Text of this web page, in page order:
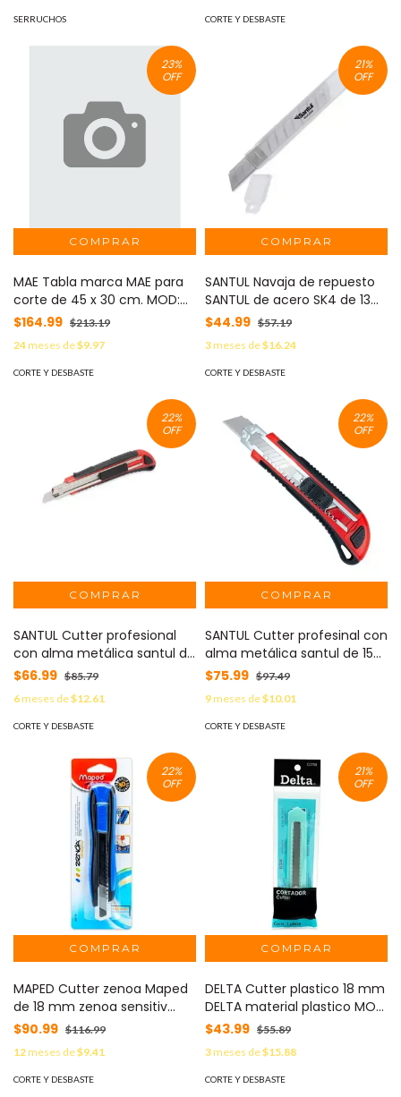
SERRUCHOS CORTE Y DESBASTE
23%
OFF
MAE Tabla marca MAE para
corte de 45 x 30 cm. MOD:
TPC-A3
$164.99 $213.19
24meses de$9.97
CORTE Y DESBASTE
21%
OFF
SANTUL Navaja de repuesto
SANTUL de acero SK4 de 13
cm incluye 10 navajas MOD:
$44.99 $57.19
3meses de$16.24
CORTE Y DESBASTE
22%
OFF
SANTUL Cutter profesional
con alma metálica santul de
13 cm de largo y navaja de
9mm MOD: 8740
$66.99 $85.79
6meses de$12.61
CORTE Y DESBASTE
22%
OFF
SANTUL Cutter profesinal con
alma metálica santul de 15
cm de largo y navaja de
18mm MOD: 8739
$75.99 $97.49
9meses de$10.01
CORTE Y DESBASTE
22%
OFF
MAPED Cutter zenoa Maped
de 18 mm zenoa sensitiv
MOD: 086110
$90.99 $116.99
12meses de$9.41
CORTE Y DESBASTE
21%
OFF
DELTA Cutter plastico 18 mm
DELTA material plastico MOD:
CD750
$43.99 $55.89
3meses de$15.88
CORTE Y DESBASTE